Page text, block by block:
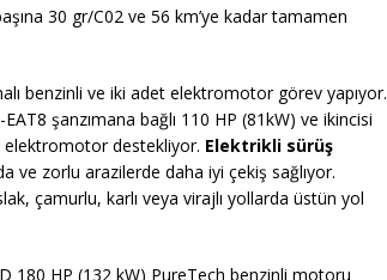
30 gr/C02 ve 56 km’ye kadar tamamen
benzinli ve iki adet elektromotor görev yapıyor.
şanzımana bağlı 110 HP (81kW) ve ikincisi
elektromotor destekliyor. Elektrikli sürüş
ve zorlu arazilerde daha iyi çekiş sağlıyor.
çamurlu, karlı veya virajlı yollarda üstün yol
180 HP (132 kW) PureTech benzinli motoru